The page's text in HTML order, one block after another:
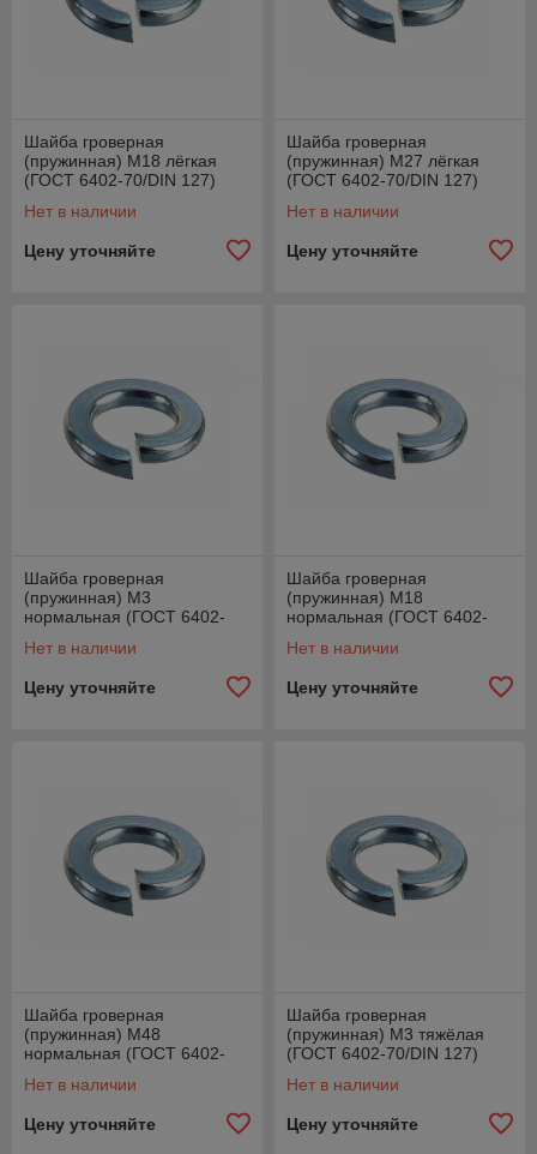
Шайба гроверная
(пружинная) М18 лёгкая
(ГОСТ 6402-70/DIN 127)
Нет в наличии
Цену уточняйте
Шайба гроверная
(пружинная) М27 лёгкая
(ГОСТ 6402-70/DIN 127)
Нет в наличии
Цену уточняйте
Шайба гроверная
(пружинная) М3
нормальная (ГОСТ 6402-
Нет в наличии
Цену уточняйте
Шайба гроверная
(пружинная) М18
нормальная (ГОСТ 6402-
Нет в наличии
Цену уточняйте
Шайба гроверная
(пружинная) М48
нормальная (ГОСТ 6402-
Нет в наличии
Цену уточняйте
Шайба гроверная
(пружинная) М3 тяжёлая
(ГОСТ 6402-70/DIN 127)
Нет в наличии
Цену уточняйте